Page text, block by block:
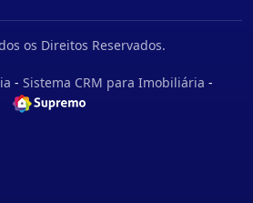
os Direitos Reservados.
- Sistema CRM para Imobiliária -